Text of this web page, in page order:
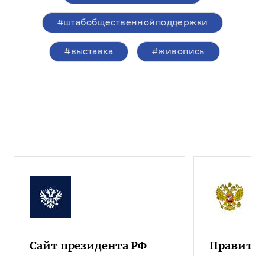
#штабобщественнойподдержки
#выставка #живопись
Сайт президента РФ